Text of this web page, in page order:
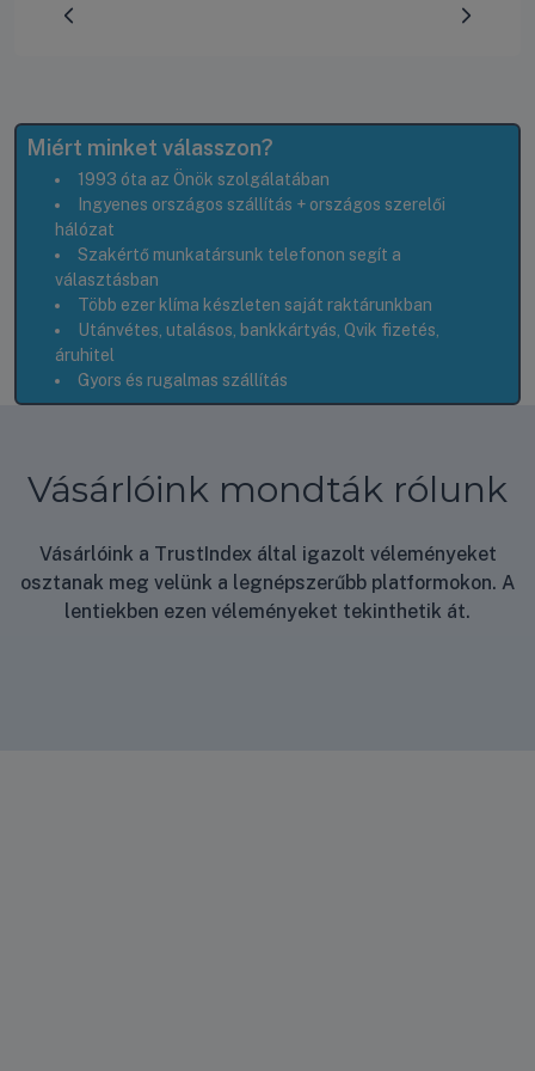
Miért minket válasszon?
1993 óta az Önök szolgálatában
Ingyenes országos szállítás + országos szerelői
hálózat
Szakértő munkatársunk telefonon segít a
választásban
Több ezer klíma készleten saját raktárunkban
Utánvétes, utalásos, bankkártyás, Qvik fizetés,
áruhitel
Gyors és rugalmas szállítás
Vásárlóink mondták rólunk
Vásárlóink a TrustIndex által igazolt véleményeket
osztanak meg velünk a legnépszerűbb platformokon. A
lentiekben ezen véleményeket tekinthetik át.